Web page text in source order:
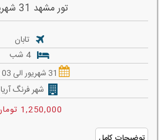
تور مشهد 31 شهریور
تابان
4 شب
31 شهریور الی 03 مهر
شهر فرنگ آریا
1,250,000 تومان